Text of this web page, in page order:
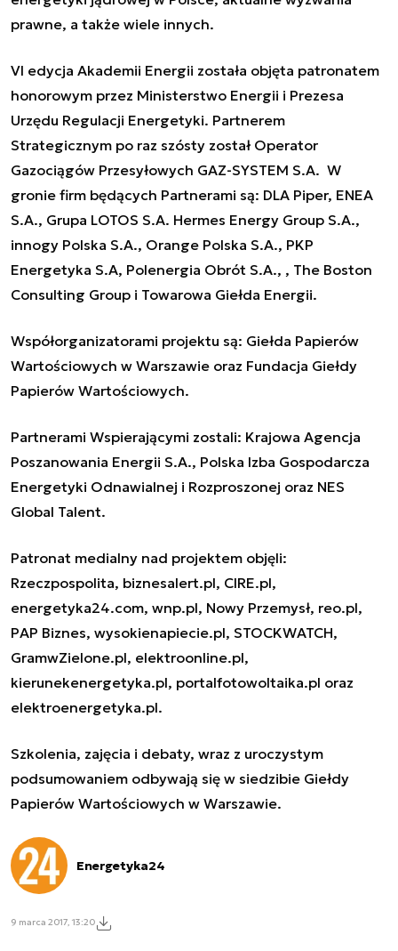
prawne, a także wiele innych.
VI edycja Akademii Energii została objęta patronatem
honorowym przez Ministerstwo Energii i Prezesa
Urzędu Regulacji Energetyki. Partnerem
Strategicznym po raz szósty został Operator
Gazociągów Przesyłowych GAZ-SYSTEM S.A. W
gronie firm będących Partnerami są: DLA Piper, ENEA
S.A., Grupa LOTOS S.A. Hermes Energy Group S.A.,
innogy Polska S.A., Orange Polska S.A., PKP
Energetyka S.A, Polenergia Obrót S.A., , The Boston
Consulting Group i Towarowa Giełda Energii.
Współorganizatorami projektu są: Giełda Papierów
Wartościowych w Warszawie oraz Fundacja Giełdy
Papierów Wartościowych.
Partnerami Wspierającymi zostali: Krajowa Agencja
Poszanowania Energii S.A., Polska Izba Gospodarcza
Energetyki Odnawialnej i Rozproszonej oraz NES
Global Talent.
Patronat medialny nad projektem objęli:
Rzeczpospolita, biznesalert.pl, CIRE.pl,
energetyka24.com, wnp.pl, Nowy Przemysł, reo.pl,
PAP Biznes, wysokienapiecie.pl, STOCKWATCH,
GramwZielone.pl, elektroonline.pl,
kierunekenergetyka.pl, portalfotowoltaika.pl oraz
elektroenergetyka.pl.
Szkolenia, zajęcia i debaty, wraz z uroczystym
podsumowaniem odbywają się w siedzibie Giełdy
Papierów Wartościowych w Warszawie.
Energetyka24
9 marca 2017, 13:20